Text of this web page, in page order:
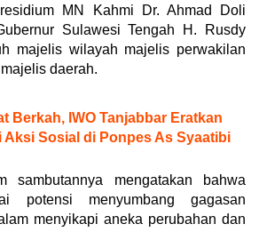
MN Kahmi Dr. Ahmad Doli
Sulawesi Tengah H. Rusdy
majelis wilayah majelis perwakilan
daerah.
Berkah, IWO Tanjabbar Eratkan
Aksi Sosial di Ponpes As Syaatibi
sambutannya mengatakan bahwa
potensi menyumbang gagasan
menyikapi aneka perubahan dan